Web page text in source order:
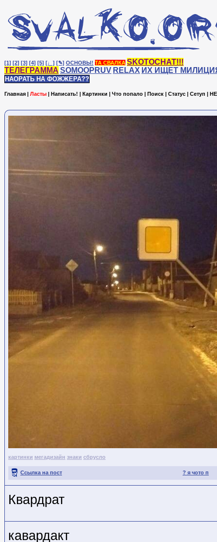
[1] [2] [3] [4] [5] [♩] [✎] ОСНОВЫ! ТА СВАЛКА SKOTOCHAT!!!
ТЕЛЕГРАММА SOMOOPRUV RELAX ИХ ИЩЕТ
НАОРАТЬ НА ФОЖЖЕРА??
Главная | Ласты | Написать! | Картинки | Что попало | Поиск | Статус | Сетуп |
картинки мегадизайн знаки сбрусло
? я чото п
Ссылка на пост
Квардрат
кавардакт